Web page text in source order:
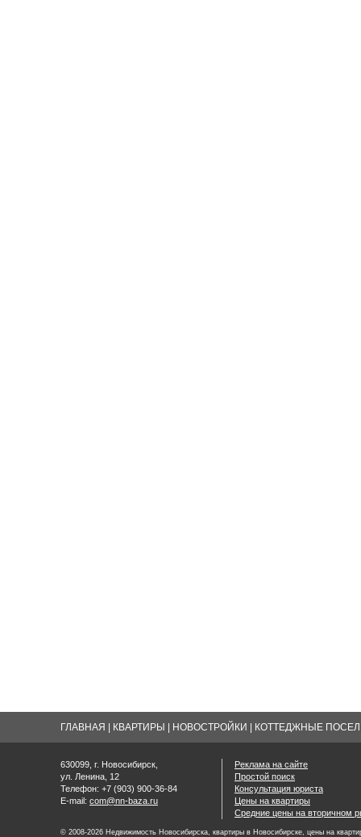
ГЛАВНАЯ КВАРТИРЫ НОВОСТРОЙКИ КОТТЕДЖНЫЕ
630099, г. Новосибирск,
ул. Ленина, 12
Телефон: +7 (903) 900-36-84
E-mail: com@nn-baza.ru
Реклама на сайте
Простой поиск
Консультация юриста
Цены на квартиры
Средние цены на вторичном
© 2008-2026 Недвижимость Новосибирска, квартиры в Новосибирске, цены на